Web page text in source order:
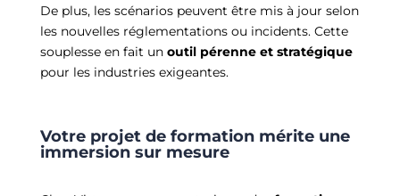
De plus, les scénarios peuvent être mis à jour selon
les nouvelles réglementations ou incidents. Cette
souplesse en fait un outil pérenne et stratégique
pour les industries exigeantes.
Votre projet de formation mérite une
immersion sur mesure